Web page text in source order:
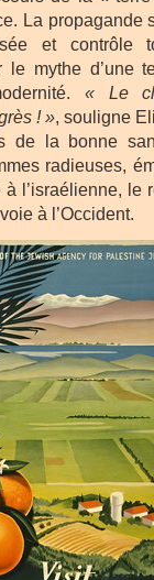
La propagande
et contrôle
le mythe d’une
« Le
! », souligne
de la bonne
radieuses,
à l’israélienne, le
à l’Occident.